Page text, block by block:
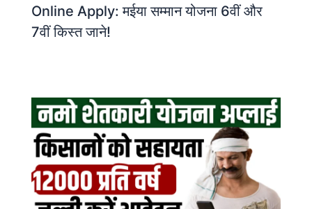
Online Apply: मईया सम्मान योजना 6वीं और
7वीं किस्त जाने!